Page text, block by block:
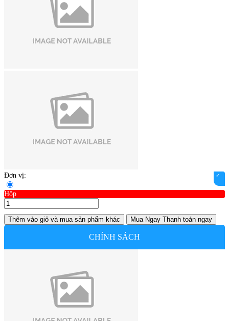
Đơn vị:
Hộp
Thêm vào giỏ và mua sản phẩm khác Mua Ngay Thanh toán ngay
CHÍNH SÁCH